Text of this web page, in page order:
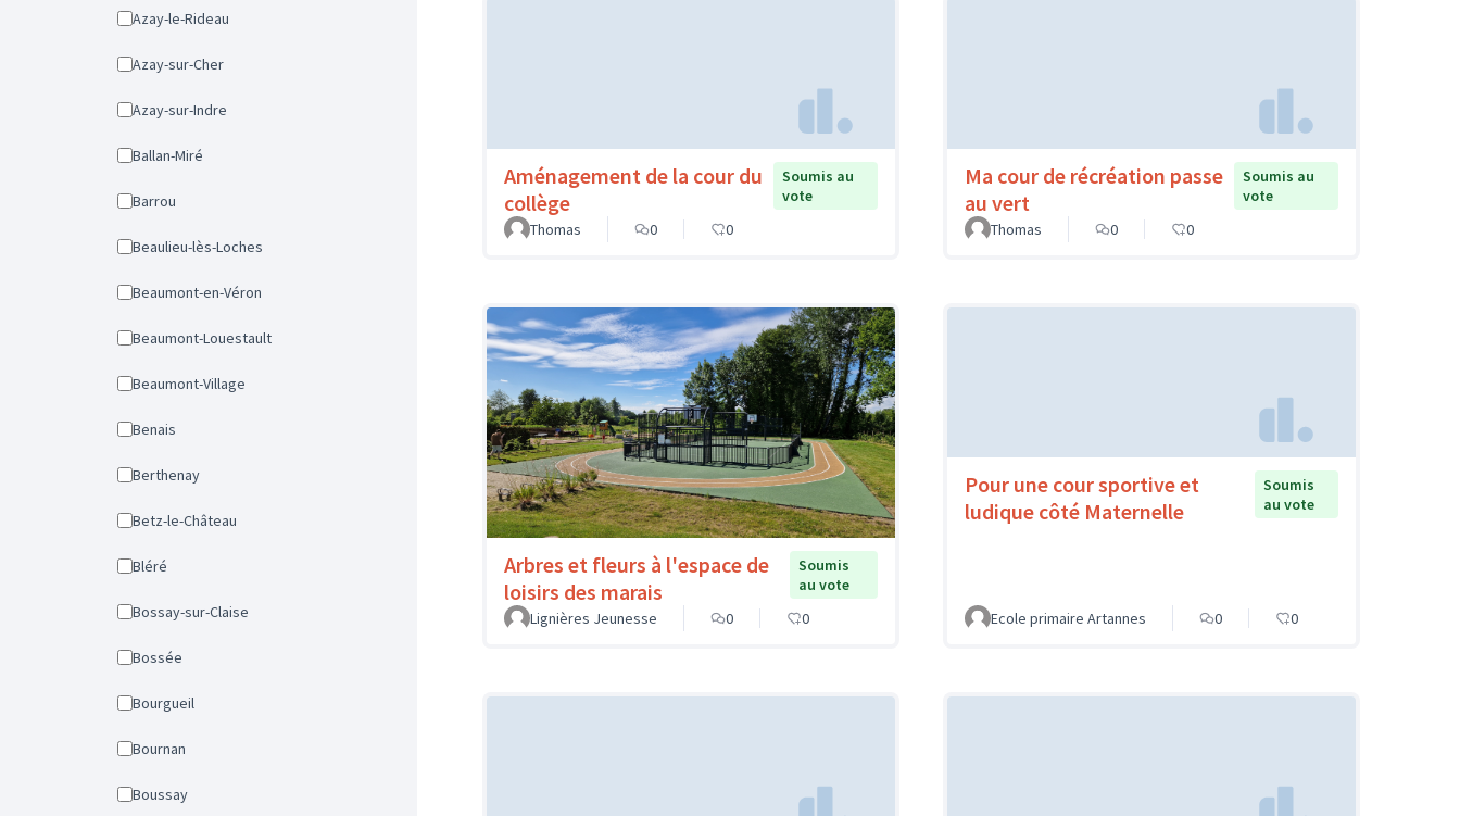
Azay-le-Rideau
Azay-sur-Cher
Azay-sur-Indre
Ballan-Miré
Barrou
Beaulieu-lès-Loches
Beaumont-en-Véron
Beaumont-Louestault
Beaumont-Village
Benais
Berthenay
Betz-le-Château
Bléré
Bossay-sur-Claise
Bossée
Bourgueil
Bournan
Boussay
Aménagement de la cour du
collège
Soumis au
vote
Thomas
0 0
Ma cour de récréation passe
au vert
Soumis au
vote
Thomas
0 0
Arbres et fleurs à l'espace de
loisirs des marais
Soumis
au vote
Lignières Jeunesse
0 0
Pour une cour sportive et
ludique côté Maternelle
Soumis
au vote
Ecole primaire Artannes 0 0